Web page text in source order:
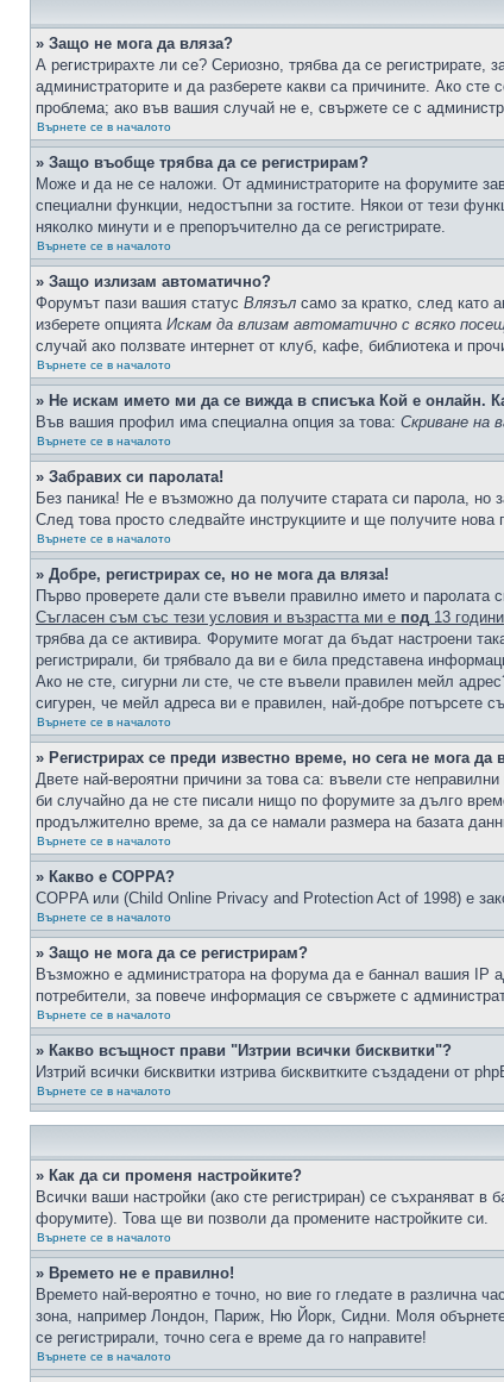
» Защо не мога да вляза?
А регистрирахте ли се? Сериозно, трябва да се
администраторите и да разберете какви са причините. Ако
проблема; ако във вашия случай не е, свържете се с
Върнете се в началото
» Защо въобще трябва да се регистрирам?
Може и да не се наложи. От администраторите на форумите
специални функции, недостъпни за гостите. Някои от тези
няколко минути и е препоръчително да се регистрирате.
Върнете се в началото
» Защо излизам автоматично?
Форумът пази вашия статус Влязъл само за кратко, след като
изберете опцията Искам да влизам автоматично с всяко
случай ако ползвате интернет от клуб, кафе, библиотека и
Върнете се в началото
» Не искам името ми да се вижда в списъка Кой е онлайн.
Във вашия профил има специална опция за това: Скриване на
Върнете се в началото
» Забравих си паролата!
Без паника! Не е възможно да получите старата си парола,
След това просто следвайте инструкциите и ще получите нова
Върнете се в началото
» Добре, регистрирах се, но не мога да вляза!
Първо проверете дали сте въвели правилно името и
Съгласен съм със тези условия и възрастта ми е под 13 години
трябва да се активира. Форумите могат да бъдат настроени
регистрирали, би трябвало да ви е била представена
Ако не сте, сигурни ли сте, че сте въвели правилен мейл
сигурен, че мейл адреса ви е правилен, най-добре потърсете
Върнете се в началото
» Регистрирах се преди известно време, но сега не мога да
Двете най-вероятни причини за това са: въвели сте
би случайно да не сте писали нищо по форумите за дълго
продължително време, за да се намали размера на базата
Върнете се в началото
» Какво е COPPA?
COPPA или (Child Online Privacy and Protection Act of 1998) е
Върнете се в началото
» Защо не мога да се регистрирам?
Възможно е администратора на форума да е баннал вашия IP
потребители, за повече информация се свържете с
Върнете се в началото
» Какво всъщност прави "Изтрии всички бисквитки"?
Изтрий всички бисквитки изтрива бисквитките създадени от
Върнете се в началото
» Как да си променя настройките?
Всички ваши настройки (ако сте регистриран) се съхраняват в
форумите). Това ще ви позволи да промените настройките си.
Върнете се в началото
» Времето не е правилно!
Времето най-вероятно е точно, но вие го гледате в различна
зона, например Лондон, Париж, Ню Йорк, Сидни. Моля обърнете
се регистрирали, точно сега е време да го направите!
Върнете се в началото